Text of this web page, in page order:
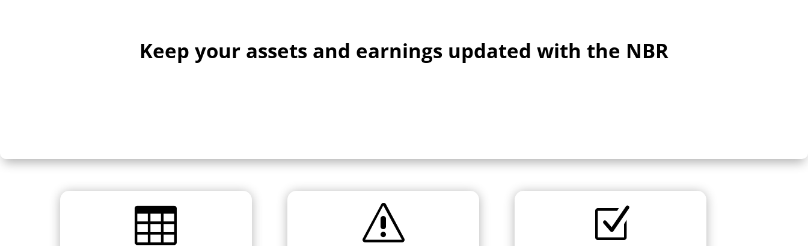
Keep your assets and earnings updated with the NBR
 s Z